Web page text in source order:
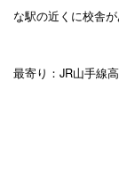
な駅の近くに校舎が
最寄り：JR山手線